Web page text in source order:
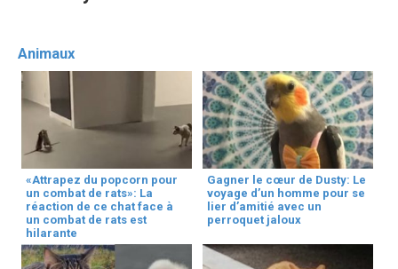
Animaux
«Attrapez du popcorn pour
un combat de rats»: La
réaction de ce chat face à
un combat de rats est
hilarante
Gagner le cœur de Dusty: Le
voyage d’un homme pour se
lier d’amitié avec un
perroquet jaloux